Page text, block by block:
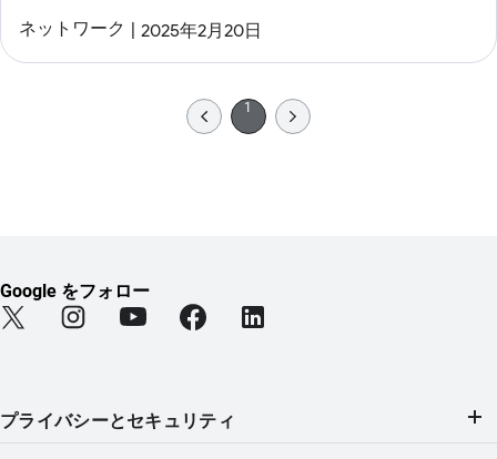
ネットワーク 2025年2月20日
1
Google をフォロー
Find Android on Twitter (新しいタブで開きます)
Find Android on Instagram (新しいタブで開きます)
Find Android on YouTube (新しいタブで開きま
Find Android on Facebook (新しいタブ
Find Android on LinkedIn (新し
プライバシーとセキュリティ